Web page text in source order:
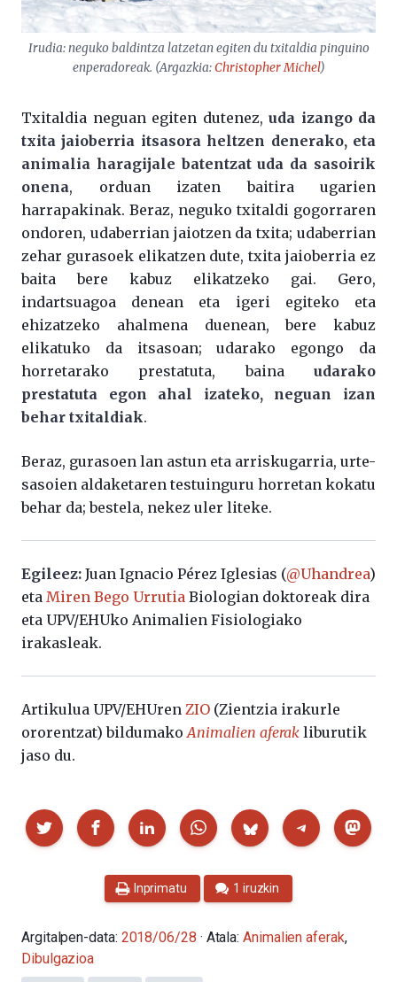
Irudia: neguko baldintza latzetan egiten du txitaldia pinguino
enperadoreak. (Argazkia:Christopher Michel)
Txitaldia neguan egiten dutenez, uda izango da
txita jaioberria itsasora heltzen denerako, eta
animalia haragijale batentzat uda da sasoirik
onena, orduan izaten baitira ugarien
harrapakinak. Beraz, neguko txitaldi gogorraren
ondoren, udaberrian jaiotzen da txita; udaberrian
zehar gurasoek elikatzen dute, txita jaioberria ez
baita bere kabuz elikatzeko gai. Gero,
indartsuagoa denean eta igeri egiteko eta
ehizatzeko ahalmena duenean, bere kabuz
elikatuko da itsasoan; udarako egongo da
horretarako prestatuta, baina udarako
prestatuta egon ahal izateko, neguan izan
behar txitaldiak.
Beraz, gurasoen lan astun eta arriskugarria, urte-
sasoien aldaketaren testuinguru horretan kokatu
behar da; bestela, nekez uler liteke.
Egileez: Juan Ignacio Pérez Iglesias (@Uhandrea)
eta Miren Bego Urrutia Biologian doktoreak dira
eta UPV/EHUko Animalien Fisiologiako
irakasleak.
Artikulua UPV/EHUren ZIO (Zientzia irakurle
ororentzat) bildumako Animalien aferak liburutik
jaso du.
Partekatu
Inprimatu 1 iruzkin
Argitalpen-data: 2018/06/28 · Atala:Animalien aferak,
Dibulgazioa